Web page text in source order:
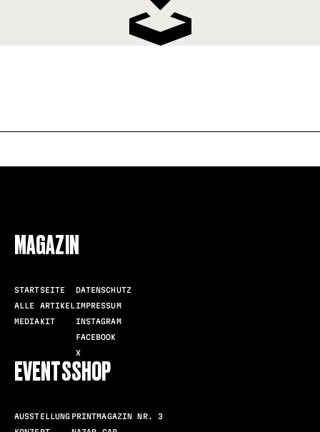
MAGAZIN
STARTSEITE
ALLE ARTIKEL
MEDIAKIT
DATENSCHUTZ
IMPRESSUM
INSTAGRAM
FACEBOOK
X
EVENTS
AUSSTELLUNG
SHOP
PRINTMAGAZIN NR. 3